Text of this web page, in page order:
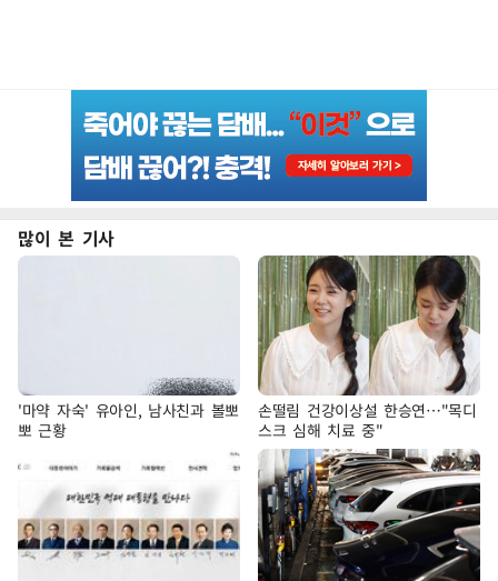
많이 본 기사
'마약 자숙' 유아인, 남사친과 볼뽀
뽀 근황
손떨림 건강이상설 한승연…"목디
스크 심해 치료 중"